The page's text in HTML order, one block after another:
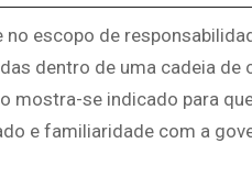
escopo de
dentro de uma cadeia de
mostra-se indicado para
e familiaridade com a